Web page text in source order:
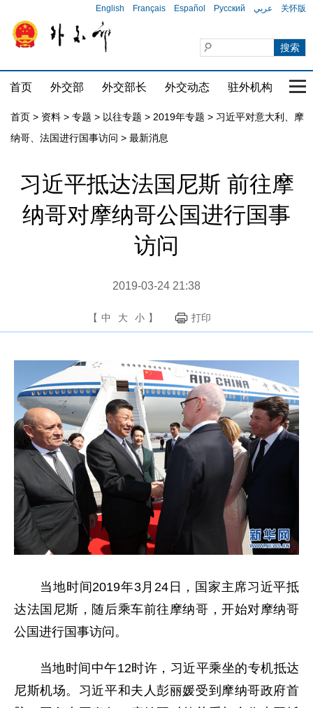
English Français Español Русский عربي 关怀版
首页 外交部 外交部长 外交动态 驻外机构 国
首页 > 资料 > 专题 > 以往专题 > 2019年专题 > 习近平对意大利、摩
纳哥、法国进行国事访问 > 最新消息
习近平抵达法国尼斯 前往摩
纳哥对摩纳哥公国进行国事
访问
2019-03-24 21:38
【 中 大 小 】 打印
当地时间2019年3月24日，国家主席习近平抵
达法国尼斯，随后乘车前往摩纳哥，开始对摩纳哥
公国进行国事访问。
当地时间中午12时许，习近平乘坐的专机抵达
尼斯机场。习近平和夫人彭丽媛受到摩纳哥政府首